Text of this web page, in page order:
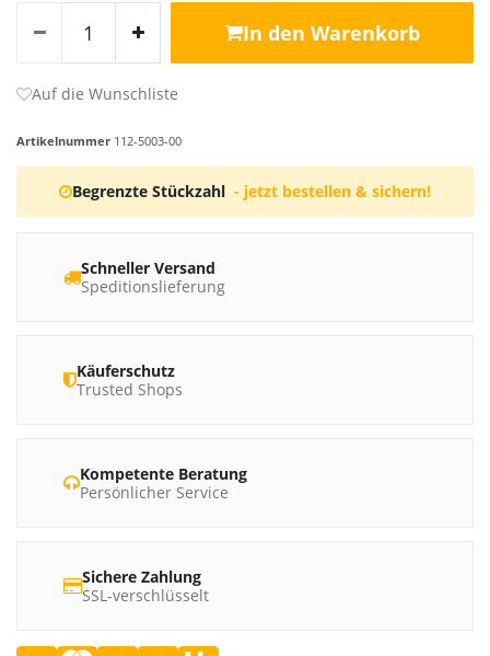
In den Warenkorb
Artikelnummer 112-5003-00
Begrenzte Stückzahl - jetzt bestellen & sichern!
Schneller Versand
Speditionslieferung
Käuferschutz
Trusted Shops
Kompetente Beratung
Persönlicher Service
Sichere Zahlung
SSL-verschlüsselt